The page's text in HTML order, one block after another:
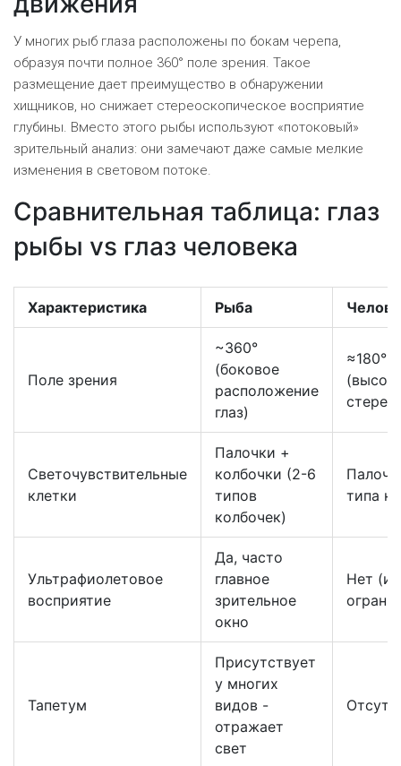
У многих рыб глаза расположены по бокам черепа,
образуя почти полное 360° поле зрения. Такое
размещение дает преимущество в обнаружении
хищников, но снижает стереоскопическое восприятие
глубины. Вместо этого рыбы используют «потоковый»
зрительный анализ: они замечают даже самые мелкие
изменения в световом потоке.
Сравнительная таблица: глаз
рыбы vs глаз человека
Характеристика Рыба
Поле зрения
~360°
(боковое
расположение
глаз)
≈180°
Светочувствительные
клетки
Палочки +
колбочки (2-6
типов
колбочек)
типа
Ультрафиолетовое
восприятие
Да, часто
главное
зрительное
окно
Нет
Тапетум
Присутствует
у многих
видов -
отражает
свет